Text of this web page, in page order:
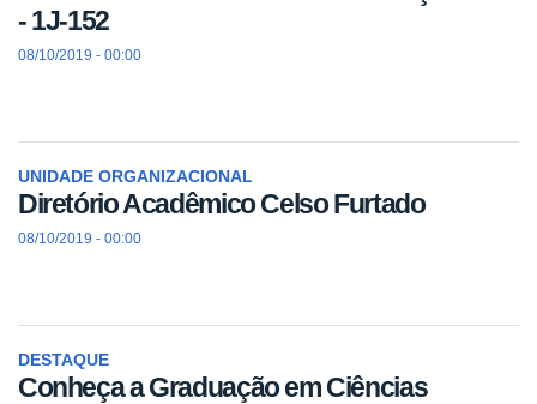
- 1J-152
08/10/2019 - 00:00
UNIDADE ORGANIZACIONAL
Diretório Acadêmico Celso Furtado
08/10/2019 - 00:00
DESTAQUE
Conheça a Graduação em Ciências